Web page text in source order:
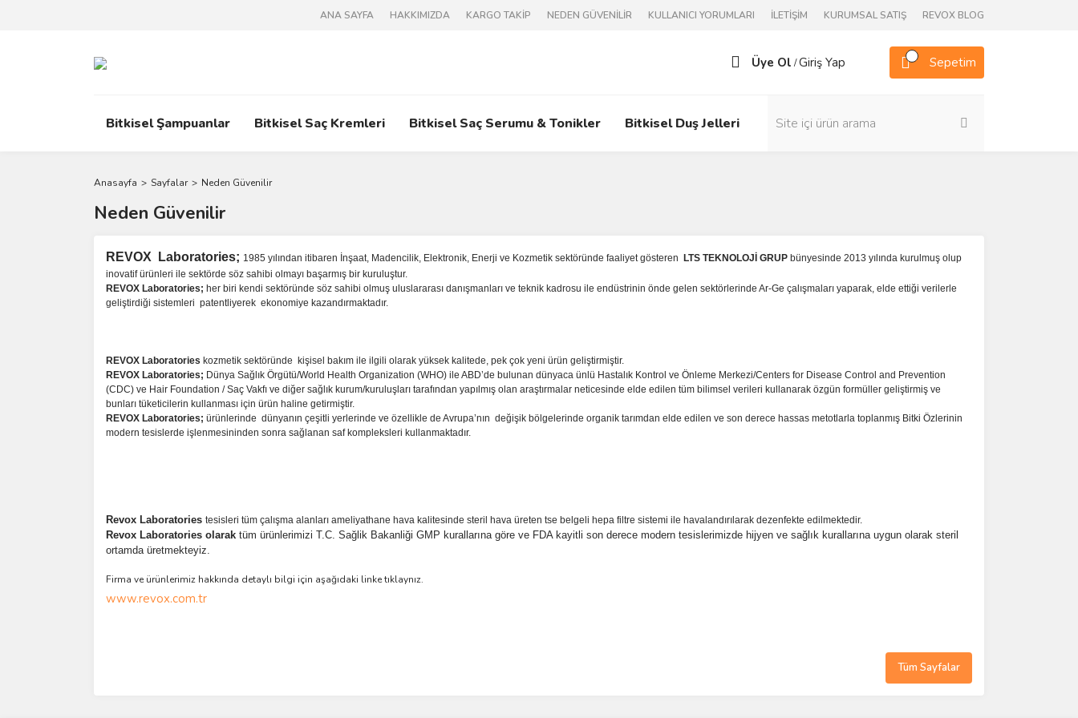
ANA SAYFA HAKKIMIZDA KARGO TAKİP NEDEN GÜVENİLİR KULLANICI YORUMLARI İLETİŞİM KURUMSAL SATIŞ REVOX BLOG
Üye Ol /Giriş Yap Sepetim
Bitkisel Şampuanlar Bitkisel Saç Kremleri Bitkisel Saç Serumu & Tonikler Bitkisel Duş Jelleri
Anasayfa Sayfalar Neden Güvenilir
Neden Güvenilir
REVOX Laboratories; 1985 yılından itibaren İnşaat, Madencilik, Elektronik, Enerji ve Kozmetik sektöründe faaliyet gösteren LTS TEKNOLOJİ GRUP bünyesinde 2013 yılında kurulmuş olup
inovatif ürünleri ile sektörde söz sahibi olmayı başarmış bir kuruluştur.
REVOX Laboratories; her biri kendi sektöründe söz sahibi olmuş uluslararası danışmanları ve teknik kadrosu ile endüstrinin önde gelen sektörlerinde Ar-Ge çalışmaları yaparak, elde ettiği verilerle
geliştirdiği sistemleri patentliyerek ekonomiye kazandırmaktadır.
REVOX Laboratories kozmetik sektöründe kişisel bakım ile ilgili olarak yüksek kalitede, pek çok yeni ürün geliştirmiştir.
REVOX Laboratories; Dünya Sağlık Örgütü/World Health Organization (WHO) ile ABD’de bulunan dünyaca ünlü Hastalık Kontrol ve Önleme Merkezi/Centers for Disease Control and Prevention
(CDC) ve Hair Foundation / Saç Vakfı ve diğer sağlık kurum/kuruluşları tarafından yapılmış olan araştırmalar neticesinde elde edilen tüm bilimsel verileri kullanarak özgün formüller geliştirmiş ve
bunları tüketicilerin kullanması için ürün haline getirmiştir.
REVOX Laboratories; ürünlerinde dünyanın çeşitli yerlerinde ve özellikle de Avrupa’nın değişik bölgelerinde organik tarımdan elde edilen ve son derece hassas metotlarla toplanmış Bitki Özlerinin
modern tesislerde işlenmesininden sonra sağlanan saf kompleksleri kullanmaktadır.
Revox Laboratories tesisleri tüm çalışma alanları ameliyathane hava kalitesinde steril hava üreten tse belgeli hepa filtre sistemi ile havalandırılarak dezenfekte edilmektedir.
Revox Laboratories olarak tüm ürünlerimizi T.C. Sağlik Bakanliği GMP kurallarına göre ve FDA kayitli son derece modern tesislerimizde hijyen ve sağlık kurallarına uygun olarak steril
ortamda üretmekteyiz.
Firma ve ürünlerimiz hakkında detaylı bilgi için aşağıdaki linke tıklaynız.
www.revox.com.tr
Tüm Sayfalar